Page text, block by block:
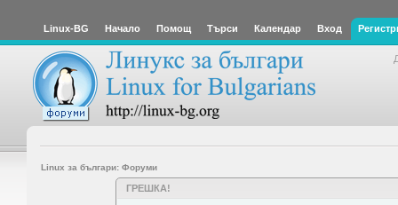
Linux-BG Начало Помощ Търси Календар Вход
Linux за българи: Форуми
ГРЕШКА!